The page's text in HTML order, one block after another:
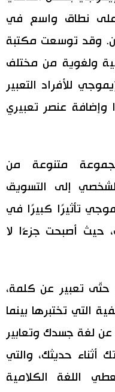
على نطاق واسع في
وقد توسعت مكتبة
ولغوية من مختلف
للأفراد التعبير
عنصر تعبيري
متنوعة من
إلى التسويق
تأثيرًا كبيرًا في
حيث أصبحت جزءًا لا
تعبير عن كلمة،
التي تختبرها بينما
عن لغة جسدك وتعابير
حديثك، والتي
اللغة الكلامية